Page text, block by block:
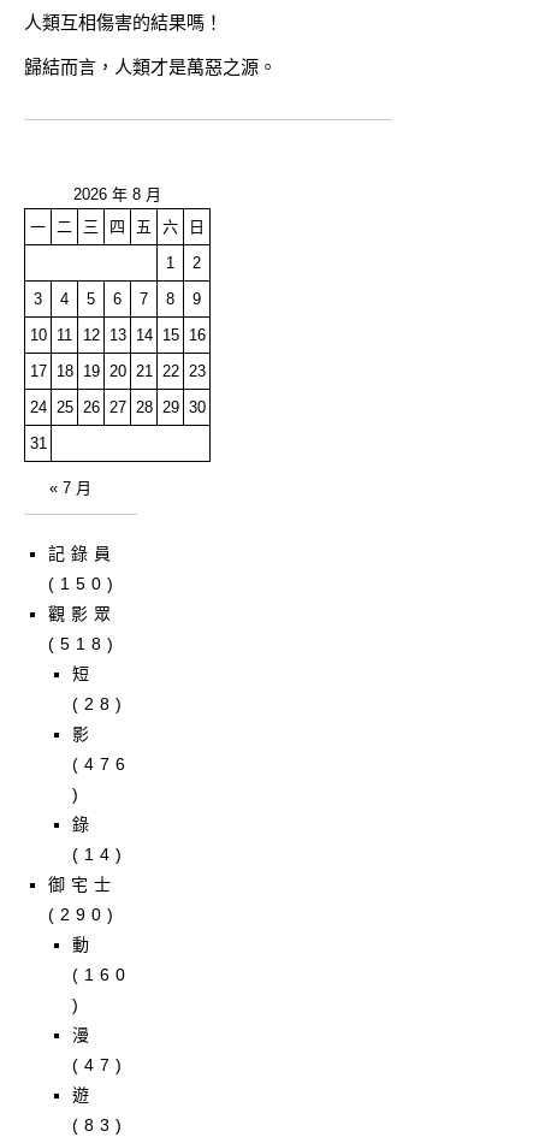
人類互相傷害的結果嗎！
歸結而言，人類才是萬惡之源。
2026 年 8 月
一
二 三 四 五 六
日
1
2
3
4 5 6 7 8
9
10
11 12 13 14 15
16
17
18 19 20 21 22
23
24
25 26 27 28 29 30
31
« 7 月
記錄員
(150)
觀影眾
(518)
短
(28)
影
(476
)
錄
(14)
御宅士
(290)
動
(160
)
漫
(47)
遊
(83)